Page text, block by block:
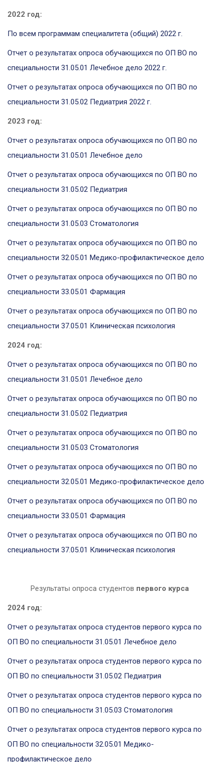
2022 год:
По всем программам специалитета (общий) 2022 г.
Отчет о результатах опроса обучающихся по ОП ВО по
специальности 31.05.01 Лечебное дело 2022 г.
Отчет о результатах опроса обучающихся по ОП ВО по
специальности 31.05.02 Педиатрия 2022 г.
2023 год:
Отчет о результатах опроса обучающихся по ОП ВО по
специальности 31.05.01 Лечебное дело
Отчет о результатах опроса обучающихся по ОП ВО по
специальности 31.05.02 Педиатрия
Отчет о результатах опроса обучающихся по ОП ВО по
специальности 31.05.03 Стоматология
Отчет о результатах опроса обучающихся по ОП ВО по
специальности 32.05.01 Медико-профилактическое дело
Отчет о результатах опроса обучающихся по ОП ВО по
специальности 33.05.01 Фармация
Отчет о результатах опроса обучающихся по ОП ВО по
специальности 37.05.01 Клиническая психология
2024 год:
Отчет о результатах опроса обучающихся по ОП ВО по
специальности 31.05.01 Лечебное дело
Отчет о результатах опроса обучающихся по ОП ВО по
специальности 31.05.02 Педиатрия
Отчет о результатах опроса обучающихся по ОП ВО по
специальности 31.05.03 Стоматология
Отчет о результатах опроса обучающихся по ОП ВО по
специальности 32.05.01 Медико-профилактическое дело
Отчет о результатах опроса обучающихся по ОП ВО по
специальности 33.05.01 Фармация
Отчет о результатах опроса обучающихся по ОП ВО по
специальности 37.05.01 Клиническая психология
Результаты опроса студентов первого курса
2024 год:
Отчет о результатах опроса студентов первого курса по
ОП ВО по специальности 31.05.01 Лечебное дело
Отчет о результатах опроса студентов первого курса по
ОП ВО по специальности 31.05.02 Педиатрия
Отчет о результатах опроса студентов первого курса по
ОП ВО по специальности 31.05.03 Стоматология
Отчет о результатах опроса студентов первого курса по
ОП ВО по специальности 32.05.01 Медико-
профилактическое дело